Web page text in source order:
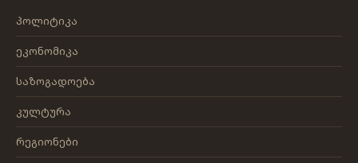
პოლიტიკა
ეკონომიკა
საზოგადოება
კულტურა
რეგიონები